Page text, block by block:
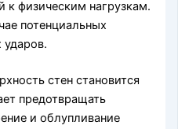
к физическим нагрузкам.
потенциальных
стен становится
предотвращать
и облупливание